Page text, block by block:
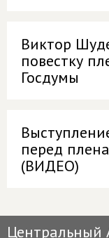
Виктор
повестку
Госдумы
перед
(ВИДЕО)
Центральный